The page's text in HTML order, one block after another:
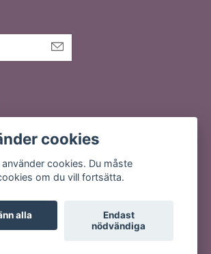
cookies
cookies. Du måste
om du vill fortsätta.
alla
Endast
nödvändiga